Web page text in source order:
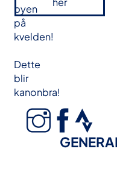
byen
på
kvelden!
Dette
blir
kanonbra!